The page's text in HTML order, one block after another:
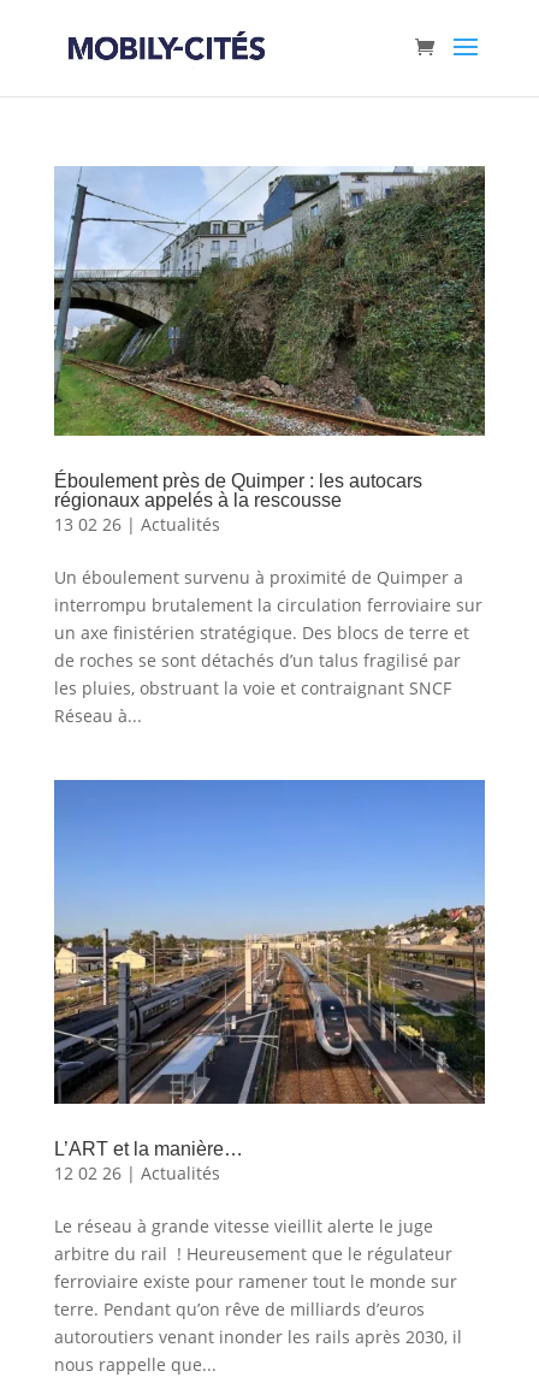
Éboulement près de Quimper : les autocars
régionaux appelés à la rescousse
13 02 26| Actualités
Un éboulement survenu à proximité de Quimper a
interrompu brutalement la circulation ferroviaire sur
un axe finistérien stratégique. Des blocs de terre et
de roches se sont détachés d’un talus fragilisé par
les pluies, obstruant la voie et contraignant SNCF
Réseau à...
L’ART et la manière…
12 02 26| Actualités
Le réseau à grande vitesse vieillit alerte le juge
arbitre du rail ! Heureusement que le régulateur
ferroviaire existe pour ramener tout le monde sur
terre. Pendant qu’on rêve de milliards d’euros
autoroutiers venant inonder les rails après 2030, il
nous rappelle que...